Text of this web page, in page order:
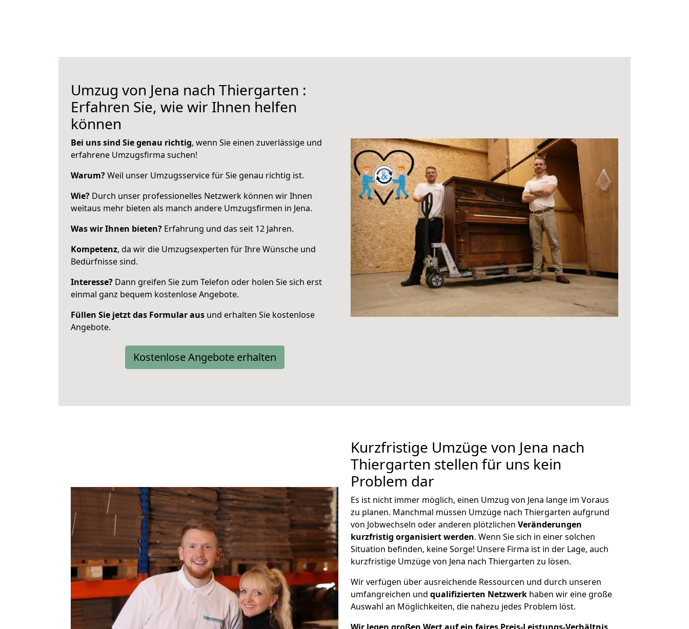
Umzug von Jena nach Thiergarten :
Erfahren Sie, wie wir Ihnen helfen
können
Bei uns sind Sie genau richtig, wenn Sie einen zuverlässige und
erfahrene Umzugsfirma suchen!
Warum?Weil unser Umzugsservice für Sie genau richtig ist.
Wie? Durch unser professionelles Netzwerk können wir Ihnen
weitaus mehr bieten als manch andere Umzugsfirmen in Jena.
Was wir Ihnen bieten? Erfahrung und das seit 12 Jahren.
Kompetenz, da wir die Umzugsexperten für Ihre Wünsche und
Bedürfnisse sind.
Interesse? Dann greifen Sie zum Telefon oder holen Sie sich erst
einmal ganz bequem kostenlose Angebote.
Füllen Sie jetzt das Formular aus und erhalten Sie kostenlose
Angebote.
Kostenlose Angebote erhalten
Kurzfristige Umzüge von Jena nach
Thiergarten stellen für uns kein
Problem dar
Es ist nicht immer möglich, einen Umzug von Jena lange im Voraus
zu planen. Manchmal müssen Umzüge nach Thiergarten aufgrund
von Jobwechseln oder anderen plötzlichen Veränderungen
kurzfristig organisiert werden. Wenn Sie sich in einer solchen
Situation befinden, keine Sorge! Unsere Firma ist in der Lage, auch
kurzfristige Umzüge von Jena nach Thiergarten zu lösen.
Wir verfügen über ausreichende Ressourcen und durch unseren
umfangreichen und qualifizierten Netzwerk haben wir eine große
Auswahl an Möglichkeiten, die nahezu jedes Problem löst.